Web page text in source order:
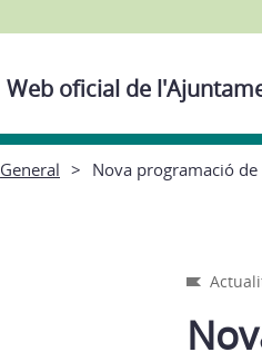
Web oficial de
General Nova programació